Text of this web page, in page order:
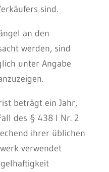
sind.
an den
werden, sind
unter Angabe
beträgt ein Jahr,
des § 438 I Nr. 2
ihrer üblichen
verwendet